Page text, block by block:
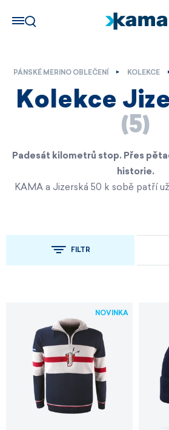
PÁNSKÉ MERINO OBLEČENÍ KOLEKCE
Kolekce
(5)
Padesát kilometrů stop. Přes
historie.
KAMA a Jizerská 50 k sobě patří
FILTR
NOVINKA